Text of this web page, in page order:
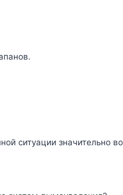
ситуации значительно